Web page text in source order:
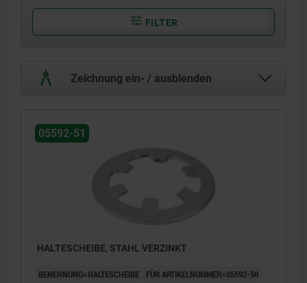
FILTER
Zeichnung ein- / ausblenden
05592-51
HALTESCHEIBE, STAHL VERZINKT
BENENNUNG=HALTESCHEIBE FÜR ARTIKELNUMMER=05592-50